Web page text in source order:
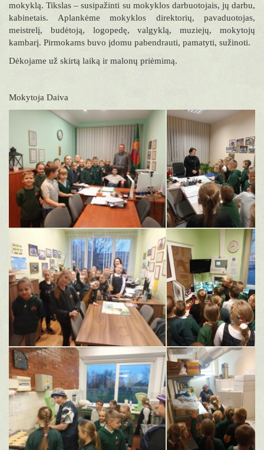
mokyklą. Tikslas – susipažinti su mokyklos darbuotojais, jų darbu,
kabinetais. Aplankėme mokyklos direktorių, pavaduotojas,
meistrelį, budėtoją, logopedę, valgyklą, muziejų, mokytojų
kambarį. Pirmokams buvo įdomu pabendrauti, pamatyti, sužinoti.
Dėkojame už skirtą laiką ir malonų priėmimą.
Mokytoja Daiva